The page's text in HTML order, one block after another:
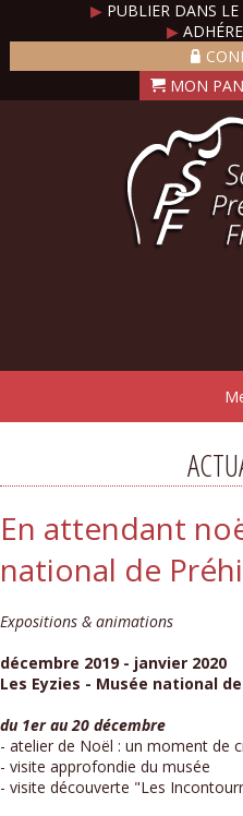
▶ PUBLIER DANS
▶
En attendant
national de
Expositions & animations
décembre 2019 - janvier 2020
Les Eyzies - Musée national
du 1er au 20 décembre
- atelier de Noël : un moment de
- visite approfondie du musée
- visite découverte "Les